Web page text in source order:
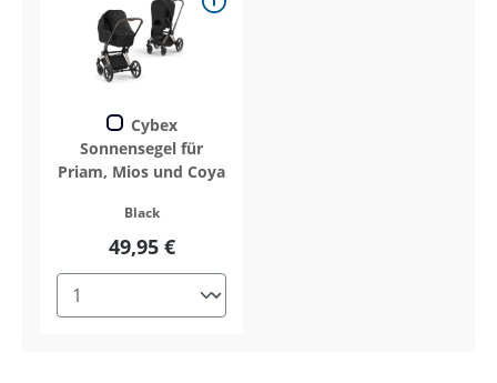
Cybex
Sonnensegel für
Priam, Mios und Coya
Black
49,95 €